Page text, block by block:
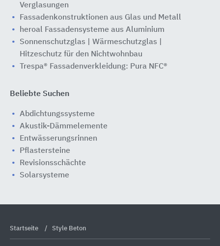
Verglasungen
Fassadenkonstruktionen aus Glas und Metall
heroal Fassadensysteme aus Aluminium
Sonnenschutzglas | Wärmeschutzglas |
Hitzeschutz für den Nichtwohnbau
Trespa® Fassadenverkleidung: Pura NFC®
Beliebte Suchen
Abdichtungssysteme
Akustik-Dämmelemente
Entwässerungsrinnen
Pflastersteine
Revisionsschächte
Solarsysteme
Startseite Style Beton